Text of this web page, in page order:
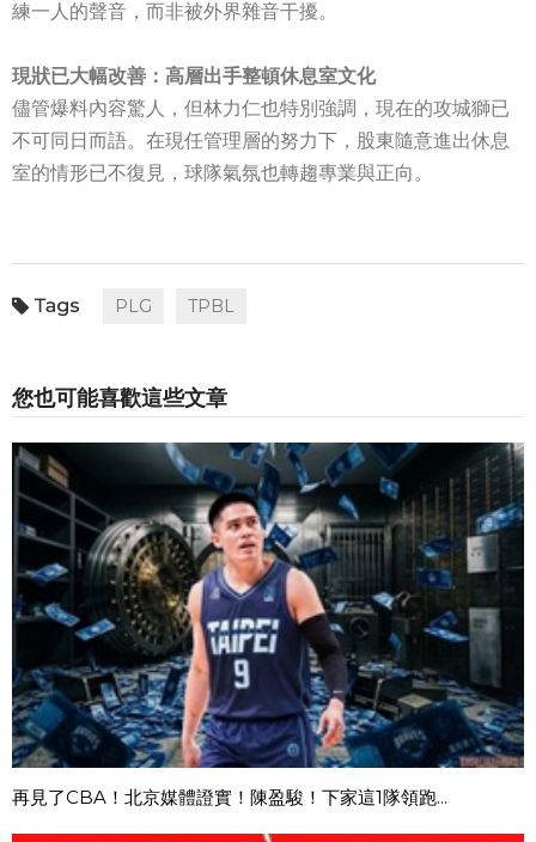
練一人的聲音，而非被外界雜音干擾。
現狀已大幅改善：高層出手整頓休息室文化
儘管爆料內容驚人，但林力仁也特別強調，現在的攻城獅已
不可同日而語。在現任管理層的努力下，股東隨意進出休息
室的情形已不復見，球隊氣氛也轉趨專業與正向。
PLG TPBL
您也可能喜歡這些文章
再見了CBA！北京媒體證實！陳盈駿！下家這1隊領跑...